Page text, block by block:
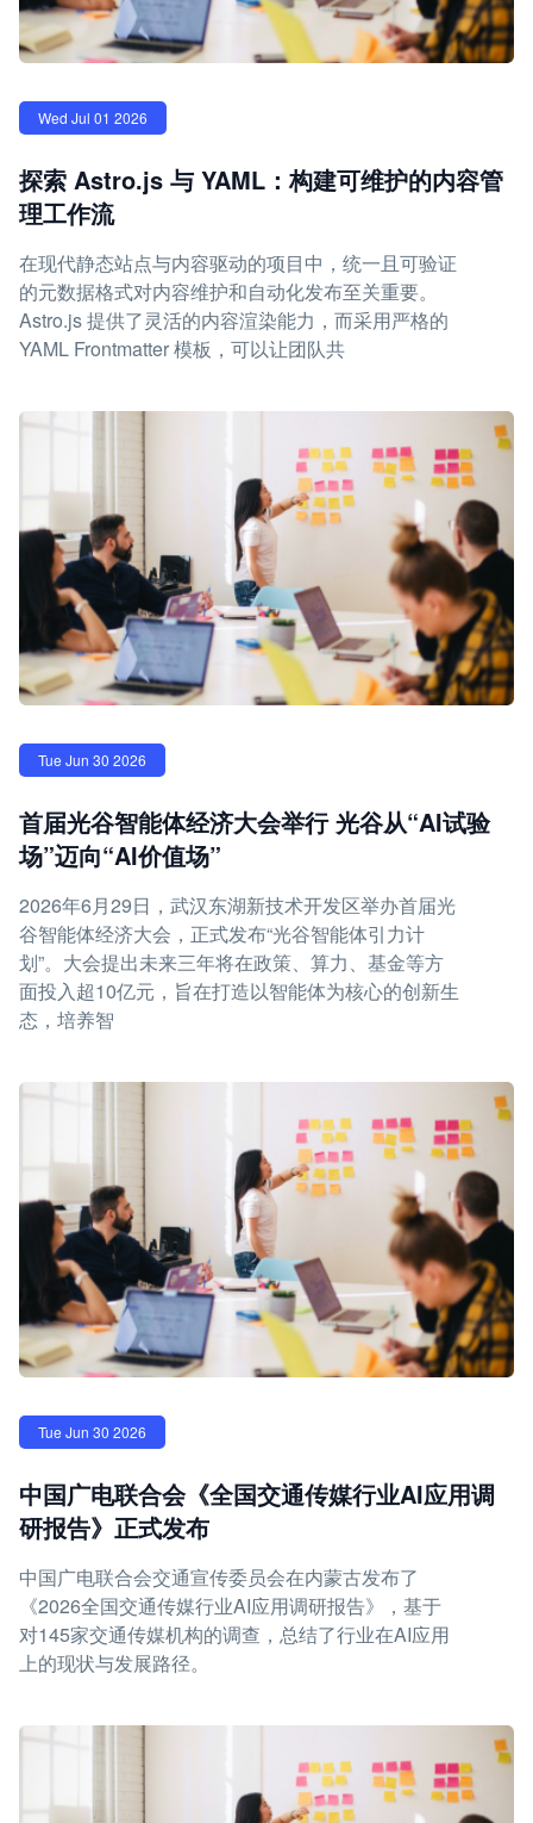
Wed Jul 01 2026
探索 Astro.js 与 YAML：构建可维护的内容管
理工作流
在现代静态站点与内容驱动的项目中，统一且可验证
的元数据格式对内容维护和自动化发布至关重要。
Astro.js 提供了灵活的内容渲染能力，而采用严格的
YAML Frontmatter 模板，可以让团队共
Tue Jun 30 2026
首届光谷智能体经济大会举行 光谷从“AI试验
场”迈向“AI价值场”
2026年6月29日，武汉东湖新技术开发区举办首届光
谷智能体经济大会，正式发布“光谷智能体引力计
划”。大会提出未来三年将在政策、算力、基金等方
面投入超10亿元，旨在打造以智能体为核心的创新生
态，培养智
Tue Jun 30 2026
中国广电联合会《全国交通传媒行业AI应用调
研报告》正式发布
中国广电联合会交通宣传委员会在内蒙古发布了
《2026全国交通传媒行业AI应用调研报告》，基于
对145家交通传媒机构的调查，总结了行业在AI应用
上的现状与发展路径。